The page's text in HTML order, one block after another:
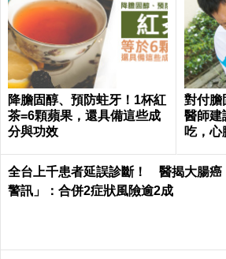
降膽固醇、預防蛀牙！1杯紅
茶=6顆蘋果，還具備這些成
分與功效
對付膽
醫師建
吃，心
全台上千患者延誤診斷！ 醫揭大腸癌
警訊」：合併2症狀風險逾2成